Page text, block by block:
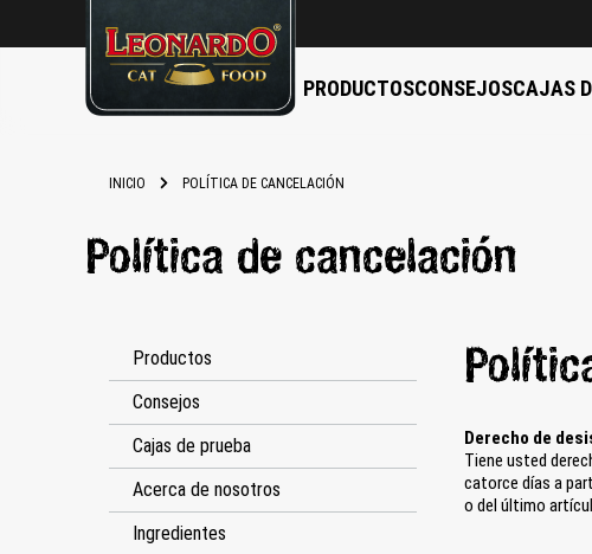
PRODUCTOSCONSEJOSCAJAS
INICIO POLÍTICA DE CANCELACIÓN
Política de cancelación
Productos
Consejos
Cajas de prueba
Acerca de nosotros
Ingredientes
Derecho de
Tiene usted
catorce días a
o del último